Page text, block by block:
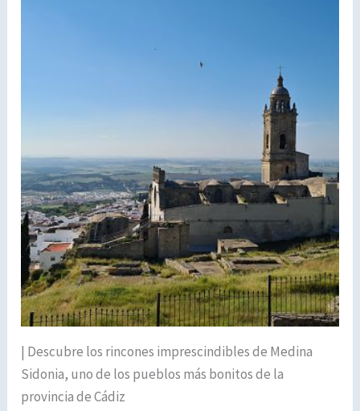
| Descubre los rincones imprescindibles de Medina
Sidonia, uno de los pueblos más bonitos de la
provincia de Cádiz